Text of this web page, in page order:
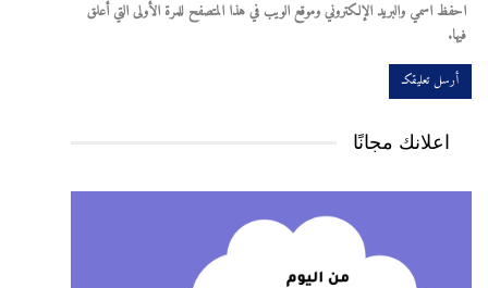
احفظ اسمي والبريد الإلكتروني وموقع الويب في هذا المتصفح للمرة الأولى التي أعلق
فيها.
اعلانك مجانًا